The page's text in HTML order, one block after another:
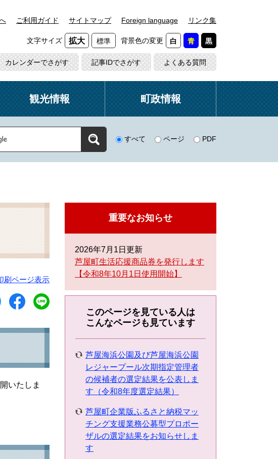
ご利用ガイド サイトマップ Foreign language リンク集
文字サイズ 拡大 標準 背景色の変更 白 青 黒
カレンダーでさがす 記事IDでさがす よくある質問
観光情報 町政情報
すべて ページ PDF
刷ページ表示
いたしま
重要なお知らせ
2026年7月1日更新
芦屋町生活応援商品券を発行します
【令和8年10月1日使用開始】
このページを見ている人は
こんなページも見ています
芦屋海浜公園及び芦屋海浜公園
レジャープール次期指定管理者
の候補者の選定結果を公表しま
す（令和8年度選定結果）
芦屋町企業版ふるさと納税マッ
チング支援業務公募型プロポー
ザルの選定結果をお知らせしま
す